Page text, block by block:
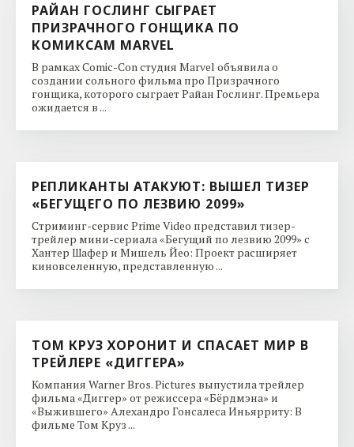
РАЙАН ГОСЛИНГ СЫГРАЕТ
ПРИЗРАЧНОГО ГОНЩИКА ПО
КОМИКСАМ MARVEL
В рамках Comic-Con студия Marvel объявила о
создании сольного фильма про Призрачного
гонщика, которого сыграет Райан Гослинг. Премьера
ожидается в ...
РЕПЛИКАНТЫ АТАКУЮТ: ВЫШЕЛ ТИЗЕР
«БЕГУЩЕГО ПО ЛЕЗВИЮ 2099»
Стриминг-сервис Prime Video представил тизер-
трейлер мини-сериала «Бегущий по лезвию 2099» с
Хантер Шафер и Мишель Йео: Проект расширяет
киновселенную, представленную ...
ТОМ КРУЗ ХОРОНИТ И СПАСАЕТ МИР В
ТРЕЙЛЕРЕ «ДИГГЕРА»
Компания Warner Bros. Pictures выпустила трейлер
фильма «Диггер» от режиссера «Бёрдмэна» и
«Выжившего» Алехандро Гонсалеса Иньярриту: В
фильме Том Круз ...